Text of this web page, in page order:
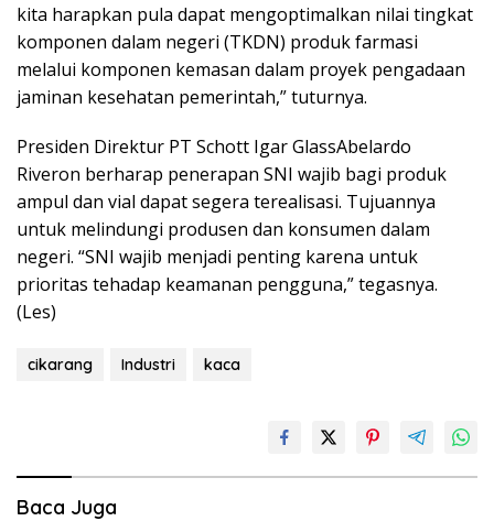
kita harapkan pula dapat mengoptimalkan nilai tingkat
komponen dalam negeri (TKDN) produk farmasi
melalui komponen kemasan dalam proyek pengadaan
jaminan kesehatan pemerintah,” tuturnya.
Presiden Direktur PT Schott Igar GlassAbelardo
Riveron berharap penerapan SNI wajib bagi produk
ampul dan vial dapat segera terealisasi. Tujuannya
untuk melindungi produsen dan konsumen dalam
negeri. “SNI wajib menjadi penting karena untuk
prioritas tehadap keamanan pengguna,” tegasnya.
(Les)
cikarang Industri kaca
Baca Juga